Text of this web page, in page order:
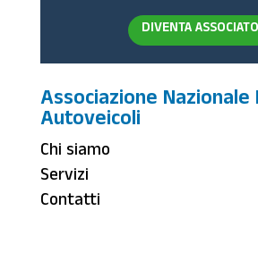
DIVENTA ASSOCIATO
Associazione
Autoveicoli
Chi siamo
Servizi
Contatti